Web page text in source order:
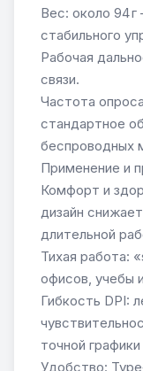
Вес: около 94
стабильного
Рабочая
связи.
Частота
стандартное
беспроводных
Применение и
Комфорт и
дизайн
длительной
Тихая работа:
офисов, учебы
Гибкость DPI:
точной
Удобство: